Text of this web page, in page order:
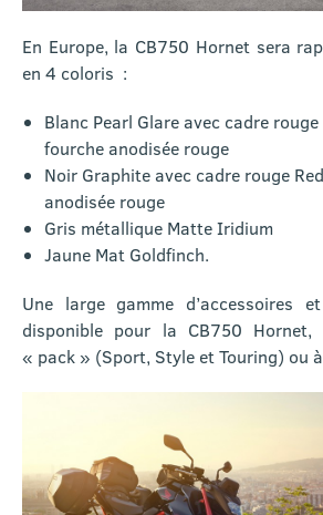
En Europe, la CB750 Hornet sera
en 4 coloris :
Blanc Pearl Glare avec cadre rouge
fourche anodisée rouge
Noir Graphite avec cadre rouge
anodisée rouge
Gris métallique Matte Iridium
Jaune Mat Goldfinch.
Une large gamme d’accessoires
disponible pour la CB750
« pack » (Sport, Style et Touring) ou